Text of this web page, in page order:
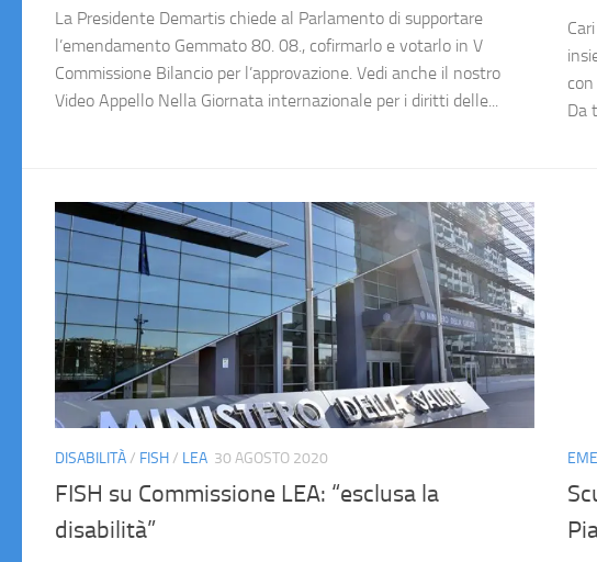
La Presidente Demartis chiede al Parlamento di supportare
l’emendamento Gemmato 80. 08., cofirmarlo e votarlo in V
Commissione Bilancio per l’approvazione. Vedi anche il nostro
Video Appello Nella Giornata internazionale per i diritti delle...
Da
DISABILITÀ/ FISH/ LEA 30 AGOSTO 2020
FISH su Commissione LEA: “esclusa la
disabilità”